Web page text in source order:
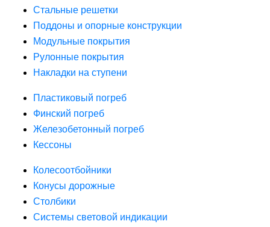
Стальные решетки
Поддоны и опорные конструкции
Модульные покрытия
Рулонные покрытия
Накладки на ступени
Пластиковый погреб
Финский погреб
Железобетонный погреб
Кессоны
Колесоотбойники
Конусы дорожные
Столбики
Системы световой индикации